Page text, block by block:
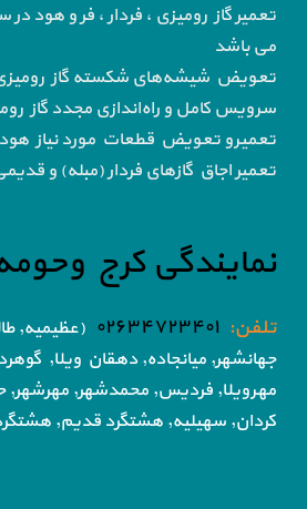
تعمیر گاز رومیزی ، فردار ، فر و هود
می باشد
تعویض شیشه‌های شکسته گاز
سرویس کامل و راه‌اندازی مجدد گاز
تعمیرو تعویض قطعات مورد نیاز هود
تعمیر اجاق گاز‌های فردار (مبله) و
نمایندگی کرج
تلفن: ۰۲۶۳۴۷۲۳۴۰۱
(عظیمیه,
جهانشهر, میانجاده, دهقان ویلا,
مهرویلا, فردیس, محمدشهر, مهرشهر,
کردان, سهیلیه, هشتگرد قدیم,